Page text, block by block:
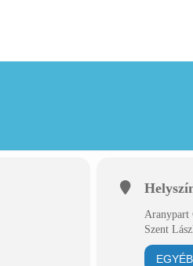
Aranypart
Szent